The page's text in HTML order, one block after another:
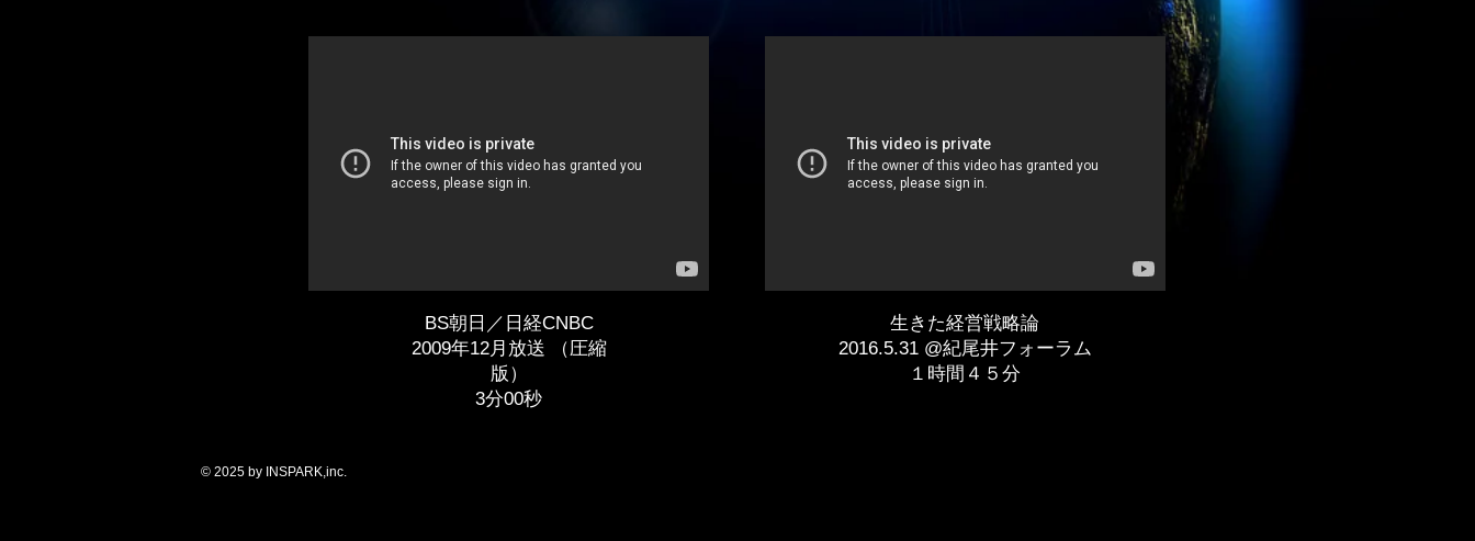
BS朝日／日経CNBC
​2009年12月放送 （圧縮
版）
​3分00秒
​生きた経営戦略論
2016.5.31 @紀尾井フォーラム
​１時間４５分
© 2025 by INSPARK,inc.